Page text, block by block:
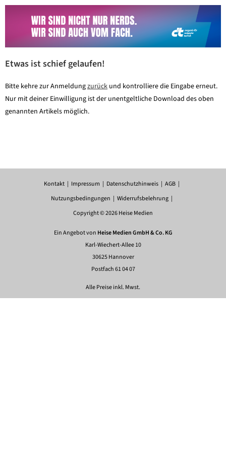
Etwas ist schief gelaufen!
Bitte kehre zur Anmeldungzurück und kontrolliere die Eingabe erneut.
Nur mit deiner Einwilligung ist der unentgeltliche Download des oben
genannten Artikels möglich.
Kontakt Impressum Datenschutzhinweis
AGB
Nutzungsbedingungen
Widerrufsbelehrung
Copyright © 2026 Heise Medien
Ein Angebot von Heise Medien GmbH & Co. KG
Karl-Wiechert-Allee 10
30625 Hannover
Postfach 61 04 07
Alle Preise inkl. Mwst.